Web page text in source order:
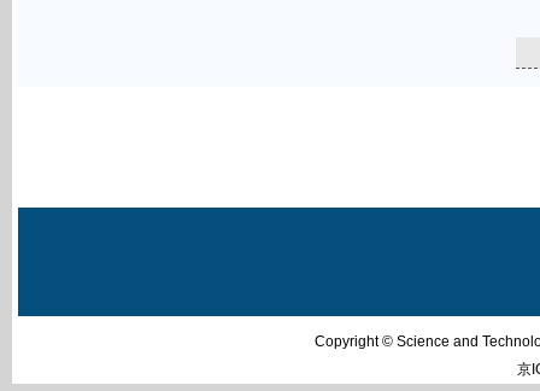
Copyright © Science and
京